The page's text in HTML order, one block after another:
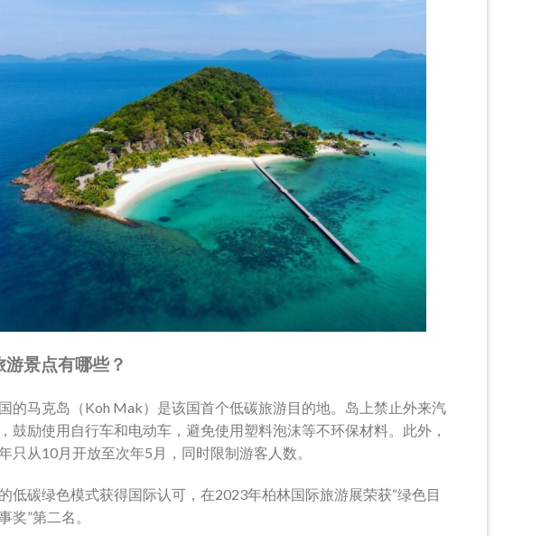
游景点有哪些？
的马克岛（Koh Mak）是该国首个低碳旅游目的地。岛上禁止外来汽
鼓励使用自行车和电动车，避免使用塑料泡沫等不环保材料。此外，
只从10月开放至次年5月，同时限制游客人数。
低碳绿色模式获得国际认可，在2023年柏林国际旅游展荣获“绿色目
奖”第二名。